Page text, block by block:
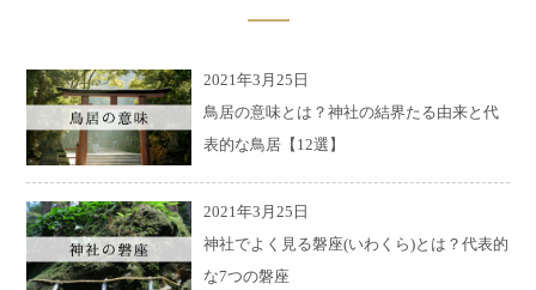
2021年3月25日
鳥居の意味とは？神社の結界たる由来と代
表的な鳥居【12選】
2021年3月25日
神社でよく見る磐座(いわくら)とは？代表的
な7つの磐座